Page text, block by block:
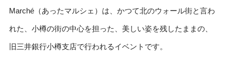
Marché（あったマルシェ）は、かつて北のウォール街と言わ
れた、小樽の街の中心を担った、美しい姿を残したままの、
旧三井銀行小樽支店で行われるイベントです。